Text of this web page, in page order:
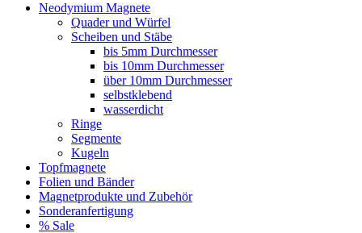
Neodymium Magnete
Quader und Würfel
Scheiben und Stäbe
bis 5mm Durchmesser
bis 10mm Durchmesser
über 10mm Durchmesser
selbstklebend
wasserdicht
Ringe
Segmente
Kugeln
Topfmagnete
Folien und Bänder
Magnetprodukte und Zubehör
Sonderanfertigung
% Sale